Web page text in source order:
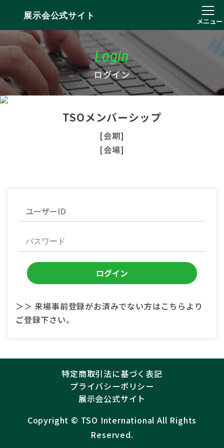
展示会公式サイト
メニュー
Login
ログイン
TSOメンバーシップ
[会期]
[会場]
＞＞ 来場事前登録がお済みでない方はこちらより
ご登録下さい。
特定商取引法に基づく表記
プライバシーポリシー
展示会公式サイト
Copyright ©︎ TSO International All Rights
Reserved.